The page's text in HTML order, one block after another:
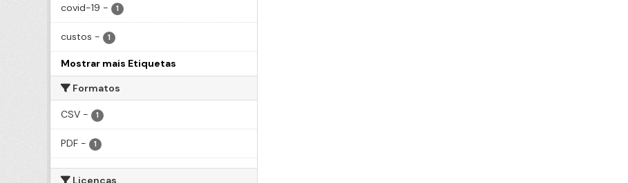
covid-19 - 1
custos - 1
Mostrar mais Etiquetas
Formatos
CSV - 1
PDF - 1
Licenças